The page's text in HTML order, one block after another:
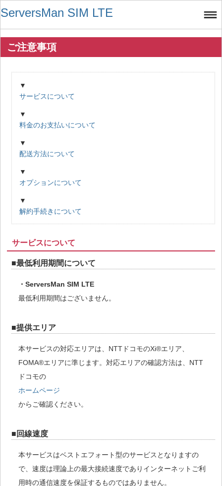
ServersMan SIM LTE
ご注意事項
▼
サービスについて
▼
料金のお支払いについて
▼
配送方法について
▼
オプションについて
▼
解約手続きについて
サービスについて
■最低利用期間について
・ServersMan SIM LTE
最低利用期間はございません。
■提供エリア
本サービスの対応エリアは、NTTドコモのXi®エリア、
FOMA®エリアに準じます。対応エリアの確認方法は、NTT
ドコモの
ホームページ
からご確認ください。
■回線速度
本サービスはベストエフォート型のサービスとなりますの
で、速度は理論上の最大接続速度でありインターネットご利
用時の通信速度を保証するものではありません。